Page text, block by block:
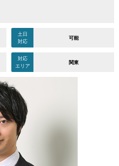
土日
対応
可能
対応
エリア
関東